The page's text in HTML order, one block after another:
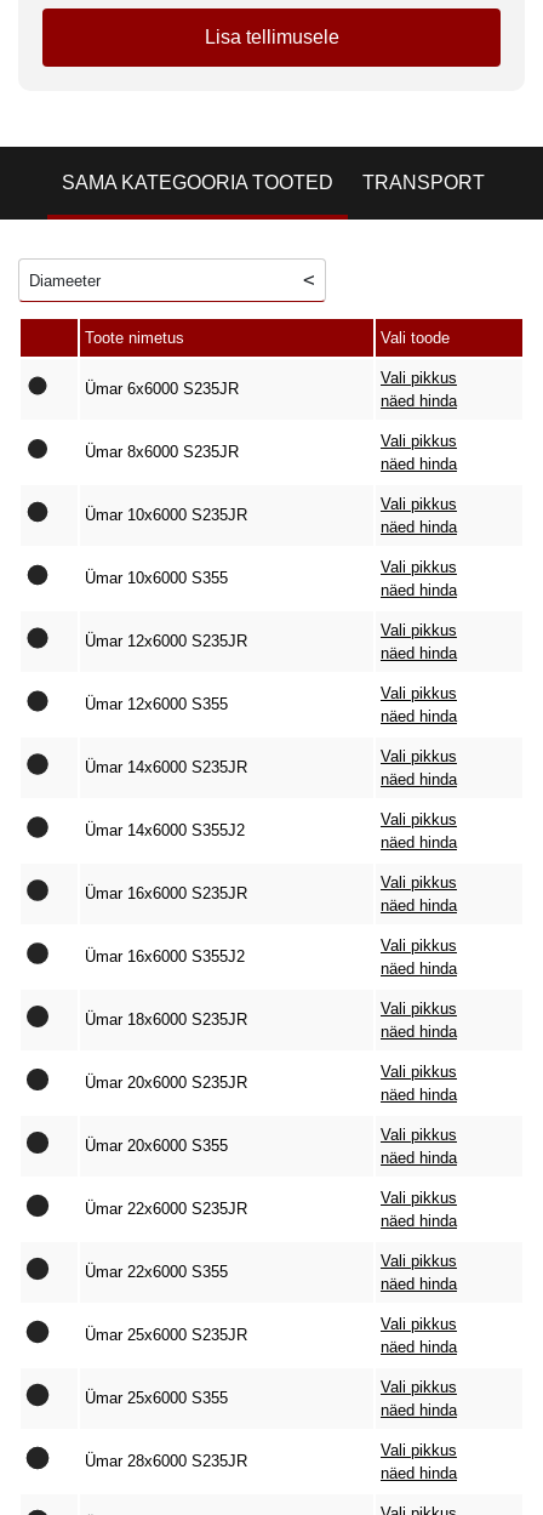
Lisa tellimusele
SAMA KATEGOORIA TOOTED TRANSPORT
Diameeter
Toote nimetus Vali toode
Ümar 6x6000 S235JR
Vali pikkus
näed hinda
Ümar 8x6000 S235JR
Vali pikkus
näed hinda
Ümar 10x6000 S235JR
Vali pikkus
näed hinda
Ümar 10x6000 S355
Vali pikkus
näed hinda
Ümar 12x6000 S235JR
Vali pikkus
näed hinda
Ümar 12x6000 S355
Vali pikkus
näed hinda
Ümar 14x6000 S235JR
Vali pikkus
näed hinda
Ümar 14x6000 S355J2
Vali pikkus
näed hinda
Ümar 16x6000 S235JR
Vali pikkus
näed hinda
Ümar 16x6000 S355J2
Vali pikkus
näed hinda
Ümar 18x6000 S235JR
Vali pikkus
näed hinda
Ümar 20x6000 S235JR
Vali pikkus
näed hinda
Ümar 20x6000 S355
Vali pikkus
näed hinda
Ümar 22x6000 S235JR
Vali pikkus
näed hinda
Ümar 22x6000 S355
Vali pikkus
näed hinda
Ümar 25x6000 S235JR
Vali pikkus
näed hinda
Ümar 25x6000 S355
Vali pikkus
näed hinda
Ümar 28x6000 S235JR
Vali pikkus
näed hinda